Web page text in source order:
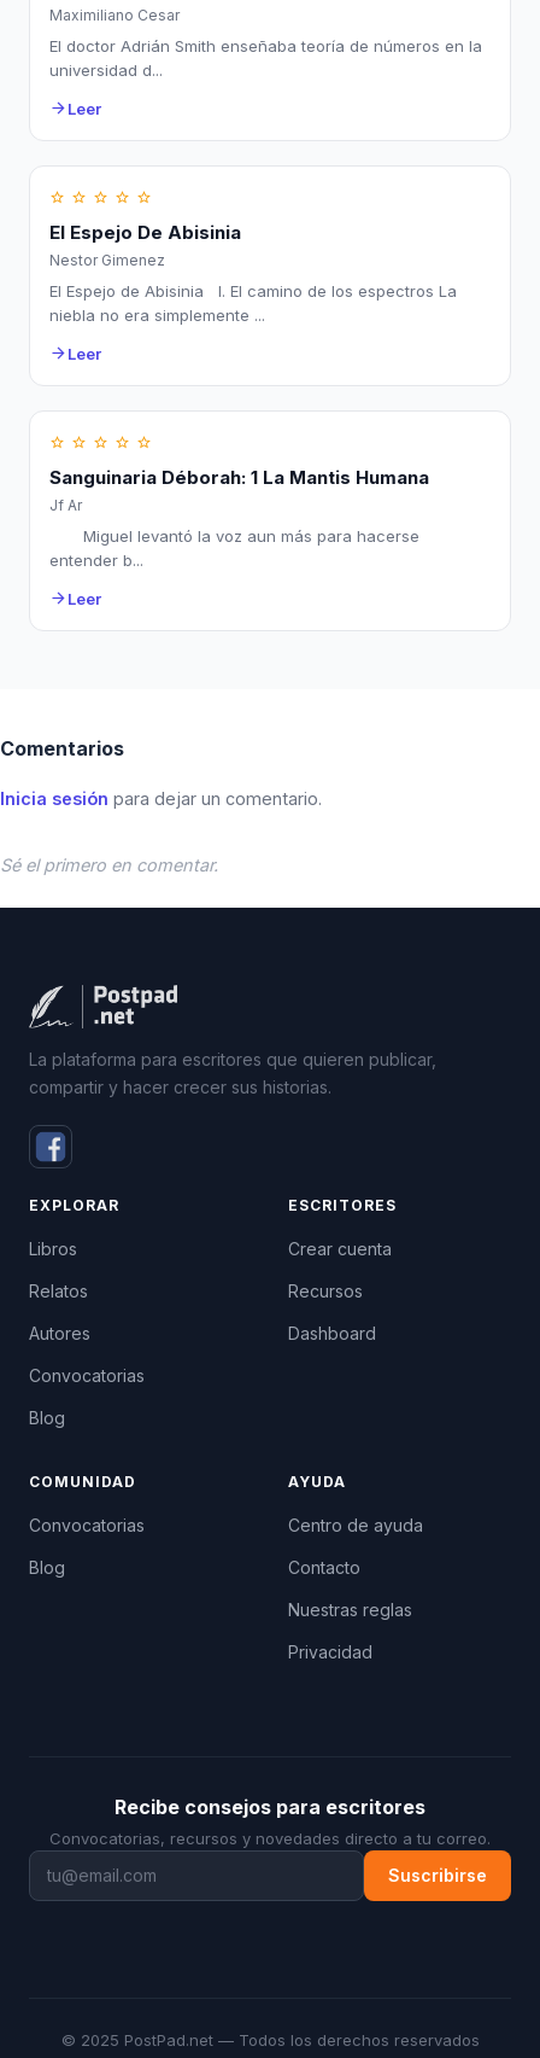
Maximiliano Cesar
El doctor Adrián Smith enseñaba teoría de números en la
universidad d...
arrow_forward Leer
star_border star_border star_border star_border star_border
El Espejo De Abisinia
Nestor Gimenez
El Espejo de Abisinia I. El camino de los espectros La
niebla no era simplemente ...
arrow_forward Leer
star_border star_border star_border star_border star_border
Sanguinaria Déborah: 1 La Mantis Humana
Jf Ar
Miguel levantó la voz aun más para hacerse
entender b...
arrow_forward Leer
Comentarios
Inicia sesión para dejar un comentario.
Sé el primero en comentar.
La plataforma para escritores que quieren publicar,
compartir y hacer crecer sus historias.
EXPLORAR
Libros
Relatos
Autores
Convocatorias
Blog
ESCRITORES
Crear cuenta
Recursos
Dashboard
COMUNIDAD
Convocatorias
Blog
AYUDA
Centro de ayuda
Contacto
Nuestras reglas
Privacidad
Recibe consejos para escritores
Convocatorias, recursos y novedades directo a tu correo.
Suscribirse
© 2025 PostPad.net — Todos los derechos reservados